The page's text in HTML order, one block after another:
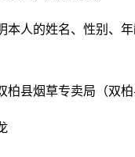
本人的姓名、性别、
柏县烟草专卖局（双